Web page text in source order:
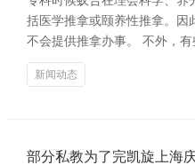
括医学推拿或颐养性推拿。因
不会提供推拿办事。 不外，
新闻动态
部分私教为了完凯旋上海